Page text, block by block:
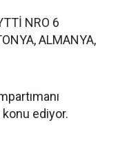
NRO 6
ALMANYA,
konu ediyor.